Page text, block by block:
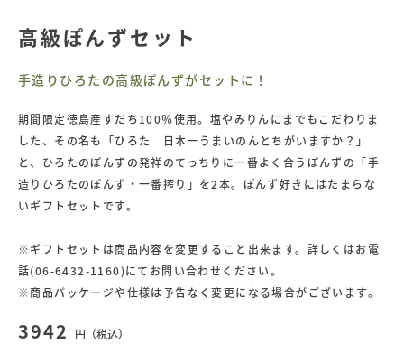
高級ぽんずセット
手造りひろたの高級ぽんずがセットに！
期間限定徳島産すだち100％使用。塩やみりんにまでもこだわりま
した、その名も「ひろた 日本一うまいのんとちがいますか？」
と、ひろたのぽんずの発祥のてっちりに一番よく合うぽんずの「手
造りひろたのぽんず・一番搾り」を2本。ぽんず好きにはたまらな
いギフトセットです。
※ギフトセットは商品内容を変更すること出来ます。詳しくはお電
話(06-6432-1160)にてお問い合わせください。
※商品パッケージや仕様は予告なく変更になる場合がございます。
3942 円（税込）